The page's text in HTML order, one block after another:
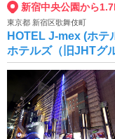
新宿中央公園から
東京都 新宿区歌舞伎町
HOTEL J-mex (ホテ
ホテルズ（旧JHTグ